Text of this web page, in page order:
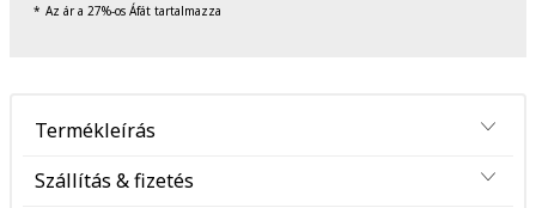
Az ár a 27%-os Áfát tartalmazza
Termékleírás
Szállítás & fizetés